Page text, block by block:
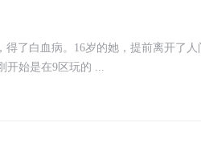
了白血病。16岁的她，提前离开了
开始是在9区玩的 ...